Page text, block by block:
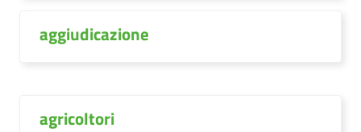
aggiudicazione
agricoltori